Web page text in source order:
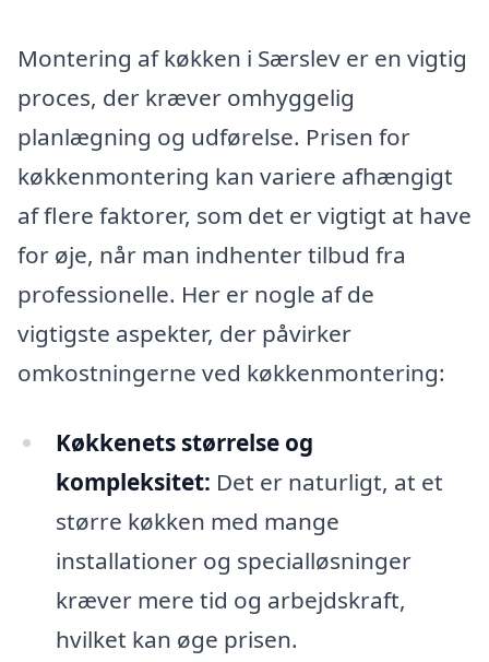
Montering af køkken i Særslev er en vigtig
proces, der kræver omhyggelig
planlægning og udførelse. Prisen for
køkkenmontering kan variere afhængigt
af flere faktorer, som det er vigtigt at have
for øje, når man indhenter tilbud fra
professionelle. Her er nogle af de
vigtigste aspekter, der påvirker
omkostningerne ved køkkenmontering:
Køkkenets størrelse og
kompleksitet: Det er naturligt, at et
større køkken med mange
installationer og specialløsninger
kræver mere tid og arbejdskraft,
hvilket kan øge prisen.